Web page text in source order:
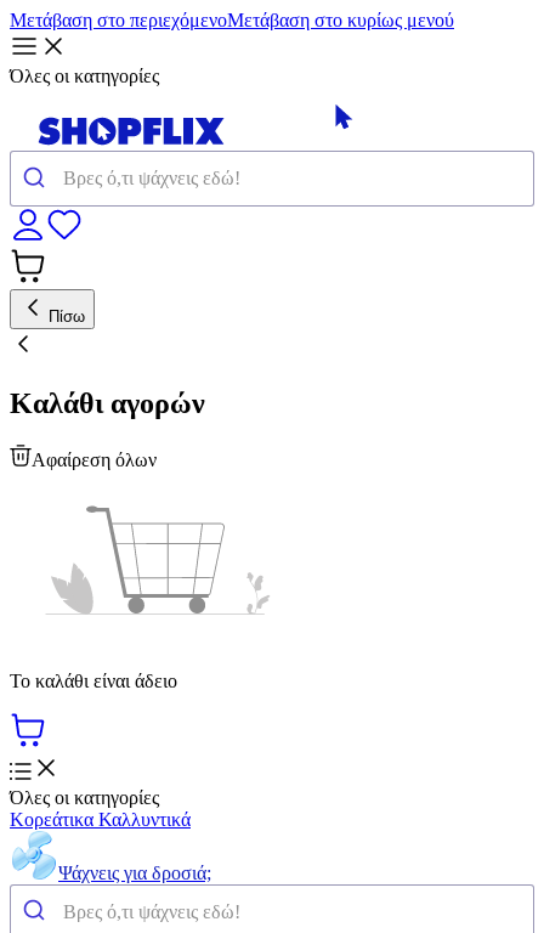
Μετάβαση στο περιεχόμενοΜετάβαση στο κυρίως μενού
Όλες οι κατηγορίες
Πίσω
Καλάθι αγορών
Αφαίρεση όλων
Το καλάθι είναι άδειο
Όλες οι κατηγορίες
Κορεάτικα Καλλυντικά
Ψάχνεις για δροσιά;